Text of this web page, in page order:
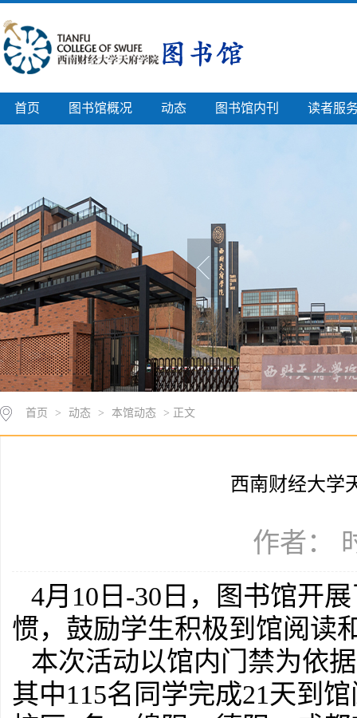
首页 图书馆概况 动态 图书馆内刊 读者服
首页 > 动态 > 本馆动态 > 正文
西南财经大学
作者：
4月10日-30日，图书馆开
惯，鼓励学生积极到馆阅读
本次活动以馆内门禁为依
其中115名同学完成21天到